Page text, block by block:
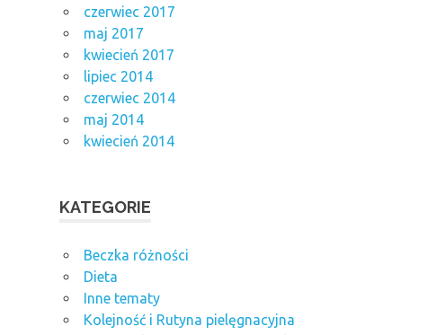
czerwiec 2017
maj 2017
kwiecień 2017
lipiec 2014
czerwiec 2014
maj 2014
kwiecień 2014
KATEGORIE
Beczka różności
Dieta
Inne tematy
Kolejność i Rutyna pielęgnacyjna